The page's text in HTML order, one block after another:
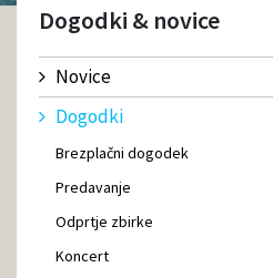
Dogodki & novice
Novice
Dogodki
Brezplačni dogodek
Predavanje
Odprtje zbirke
Koncert